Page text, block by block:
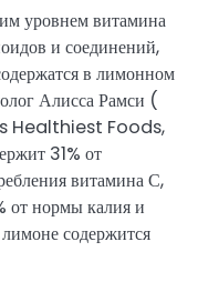
уровнем витамина
и соединений,
в лимонном
Алисса Рамси (
Healthiest Foods,
31% от
витамина С,
от нормы калия и
содержится